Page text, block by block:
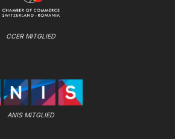
CCER MITGLIED
ANIS MITGLIED